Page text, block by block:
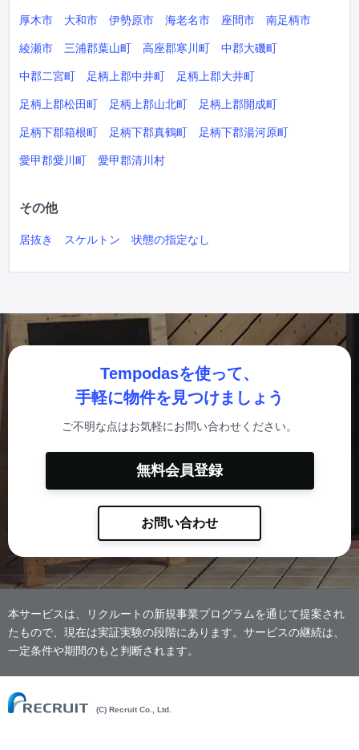
厚木市 大和市 伊勢原市 海老名市 座間市 南足柄市
綾瀬市 三浦郡葉山町 高座郡寒川町 中郡大磯町
中郡二宮町 足柄上郡中井町 足柄上郡大井町
足柄上郡松田町 足柄上郡山北町 足柄上郡開成町
足柄下郡箱根町 足柄下郡真鶴町 足柄下郡湯河原町
愛甲郡愛川町 愛甲郡清川村
その他
居抜き スケルトン 状態の指定なし
Tempodasを使って、
手軽に物件を見つけましょう
ご不明な点はお気軽にお問い合わせください。
無料会員登録
お問い合わせ
本サービスは、リクルートの新規事業プログラムを通じて提案され
たもので、現在は実証実験の段階にあります。サービスの継続は、
一定条件や期間のもと判断されます。
(C) Recruit Co., Ltd.